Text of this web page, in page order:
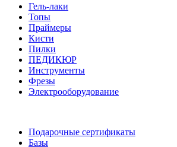
Гель-лаки
Топы
Праймеры
Кисти
Пилки
ПЕДИКЮР
Инструменты
Фрезы
Электрооборудование
Подарочные сертификаты
Базы